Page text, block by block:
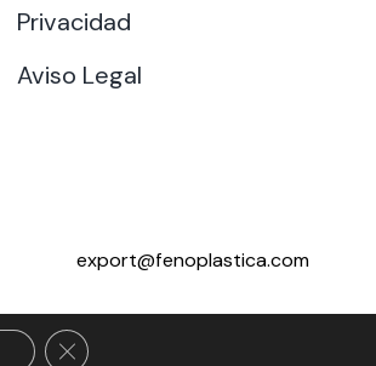
Privacidad
Aviso Legal
export@fenoplastica.com
Close GDPR Cookie Banner